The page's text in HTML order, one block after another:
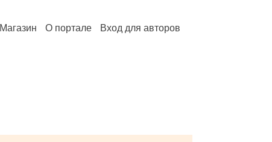
Магазин О портале Вход для авторов